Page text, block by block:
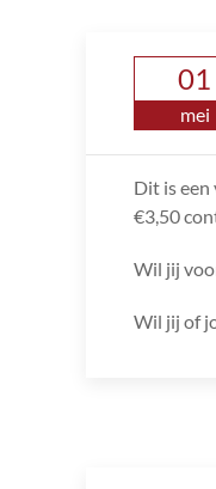
01
mei
Dit is een
€3,50
Wil jij
Wil jij of